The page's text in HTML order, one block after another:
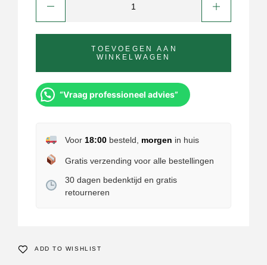
TOEVOEGEN AAN
WINKELWAGEN
“Vraag professioneel advies”
Voor 18:00besteld, morgen in huis
Gratis verzending voor alle bestellingen
30 dagen bedenktijd en gratis
retourneren
ADD TO WISHLIST